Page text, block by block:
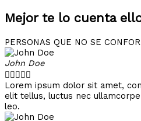
Mejor te lo cuenta
PERSONAS QUE NO SE
John Doe

Lorem ipsum dolor sit amet,
elit tellus, luctus nec
leo.